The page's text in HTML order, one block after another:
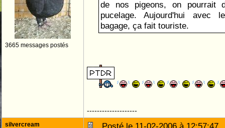
3665 messages postés
de nos pigeons, on pourrait
pucelage. Aujourd'hui avec
bagage, ça fait touriste.
--------------------
silvercream Posté le 11-02-2006 à